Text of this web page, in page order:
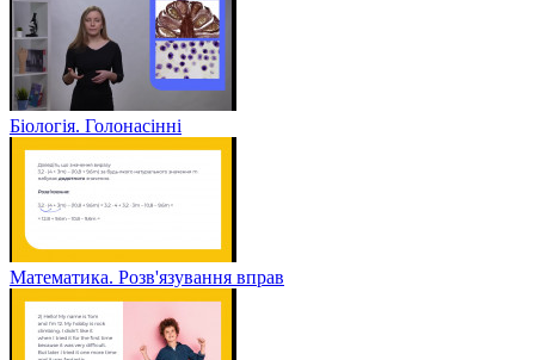
Біологія. Голонасінні
Математика. Розв'язування вправ